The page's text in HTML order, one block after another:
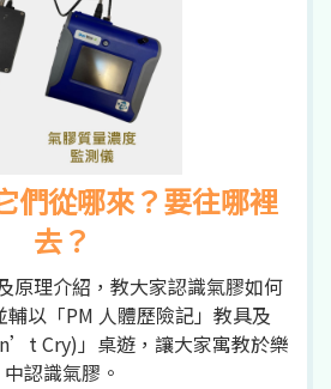
們從哪來？要往哪裡
去？
原理介紹，教大家認識氣膠如何
以「PM 人體歷險記」教具及
Cry)」桌遊，讓大家寓教於樂
中認識氣膠。